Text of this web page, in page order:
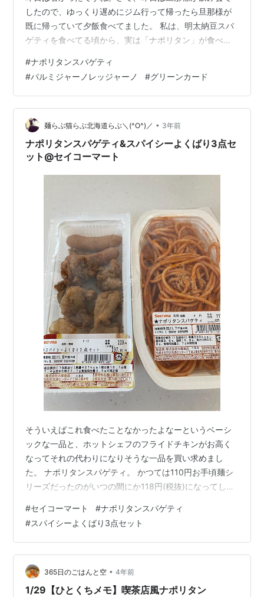
したので、ゆっくり遅めにジム行って帰ったら旦那様が
既に帰っていて夕飯食べてました。 私は、明太納豆スパ
ゲティを食べてる頃から、実は「ナポリタン」が食べた
那様が明らかに食べたそうな顔でガン見してました。仕
方がないので、1束だけど具材がたくさん入ってるのでふ
たりで半分こ（シェア）することにしました。 私の目的
は、「パルミジャーノ レッジャーノ」チーズを振りかけ
て食べたかったから！なのですが。。。 実は、旦那様も
「たっぷりかけて」と、要望するくら…
#ナポリタンスパゲティ
#パルミジャーノレッジャーノ #グリーンカード
麺らぶ猫らぶ北海道らぶ＼(^O^)／ • 3年前
ナポリタンスパゲティ&スパイシーよくばり3点セ
ット@セイコーマート
そういえばこれ食べたことなかったよなーというベーシ
ックな一品と、ホットシェフのフライドチキンがお高く
なってそれの代わりになりそうな一品を買い求めまし
た。 ナポリタンスパゲティ。 かつては110円お手頃麺シ
リーズだったのがいつの間にか118円(税抜)になってしま
ただいたんですが、ベーシックなナポリタンな味わい
で、これでこのお値段というのを踏まえると近いうちに
また買い求めちゃうな...という個人的には高評価でし
た。 スパイシーよくばり3点セット。 値上がりし続ける
ホットシェフのフライドチキンより若干お安くかついろ
いろ食べれそうだったので。 ウイ…
#セイコーマート #ナポリタンスパゲティ
#スパイシーよくばり3点セット
365日のごはんと空 • 4年前
1/29【ひとくちメモ】喫茶店風ナポリタン